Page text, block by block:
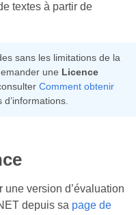
textes à partir de
sans les limitations de la
une Licence
Comment obtenir
d’informations.
version d’évaluation
depuis sa page de